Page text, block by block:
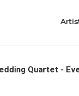
Quartet -